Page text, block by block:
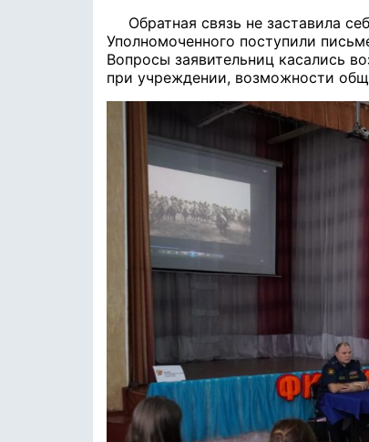
Обратная связь не заставила
Уполномоченного поступили
Вопросы заявительниц касались
при учреждении, возможности